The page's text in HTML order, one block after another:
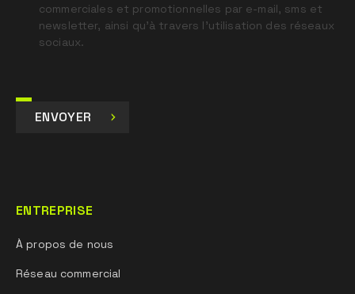
commerciales et promotionnelles par e-mail, sms et
newsletter, ainsi qu’à travers l’utilisation des réseaux
sociaux.
ENVOYER
ENTREPRISE
À propos de nous
Réseau commercial